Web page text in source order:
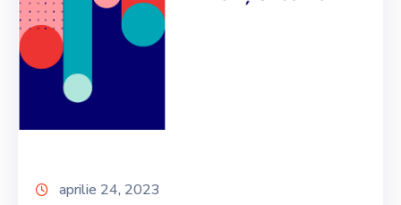
aprilie 24, 2023